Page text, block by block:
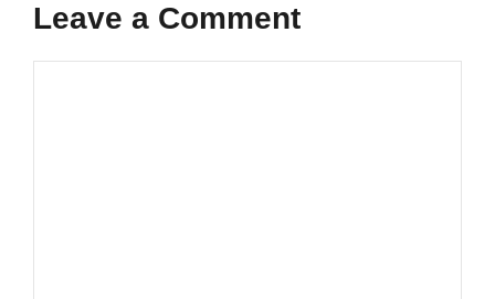
Leave a Comment